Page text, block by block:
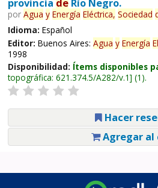
por Agua y Energía Eléctrica, Sociedad
Idioma: Español
Editor: Buenos Aires: Agua y Energía
1998
Disponibilidad: Ítems disponibles
topográfica: 621.374.5/A282/v.1 (1).
Hacer
Agregar al